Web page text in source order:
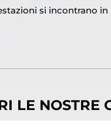
si incontrano
LE NOSTRE